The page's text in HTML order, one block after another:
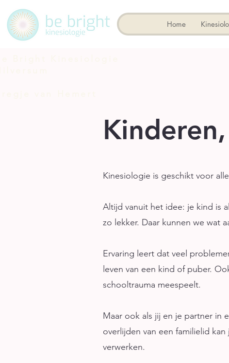
Home
Kinesiologie is geschikt voor
Altijd vanuit het idee: je kind is
zo lekker. Daar kunnen we wat
Ervaring leert dat veel
leven van een kind of puber.
schooltrauma meespeelt.
Maar ook als jij en je partner in
overlijden van een familielid
verwerken.